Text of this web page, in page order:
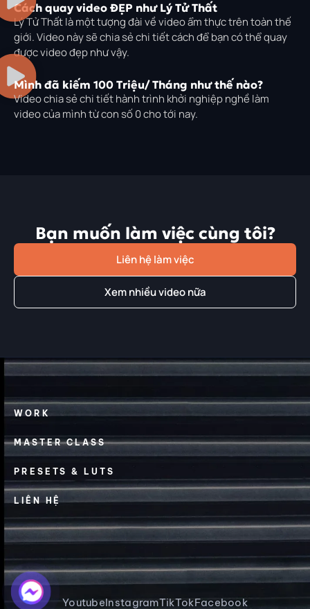
Cách quay video ĐẸP như Lý Tử Thất
Lý Tử Thất là một tượng đài về video ẩm thực trên toàn thế
giới. Video này sẽ chia sẻ chi tiết cách để bạn có thể quay
được video đẹp như vậy.
Mình đã kiếm 100 Triệu/ Tháng như thế nào?
Video chia sẻ chi tiết hành trình khởi nghiệp nghề làm
video của mình từ con số 0 cho tới nay.
Bạn muốn làm việc cùng tôi?
Liên hệ làm việc
Xem nhiều video nữa
WORK
MASTER CLASS
PRESETS & LUTS
LIÊN HỆ
YoutubeInstagramTikTokFacebook